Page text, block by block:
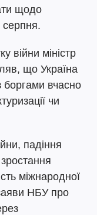
щодо
серпня.
війни міністр
що Україна
боргами вчасно
чи
падіння
міжнародної
НБУ про